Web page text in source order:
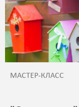
МАСТЕР-КЛАСС